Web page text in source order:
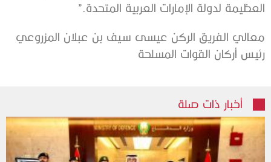
العظيمة لدولة الإمارات العربية المتحدة.”
معالي الفريق الركن عيسى سيف بن عبلان المزروعي
رئيس أركان القوات المسلحة
أخبار ذات صلة